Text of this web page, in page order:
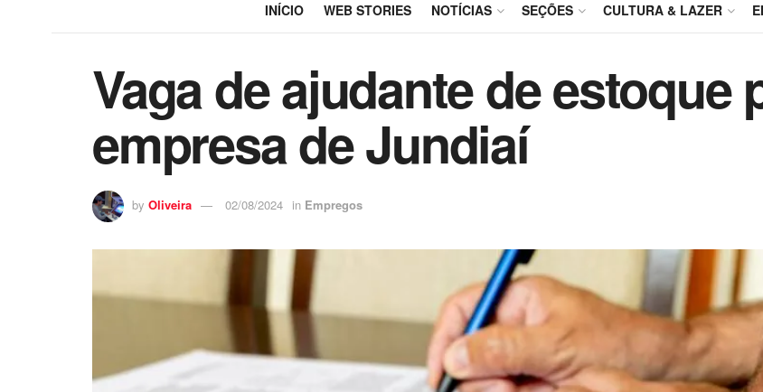
INÍCIO WEB STORIES NOTÍCIAS SEÇÕES CULTURA & LAZER
Vaga de ajudante de estoque
empresa de Jundiaí
by Oliveira 02/08/2024 in Empregos